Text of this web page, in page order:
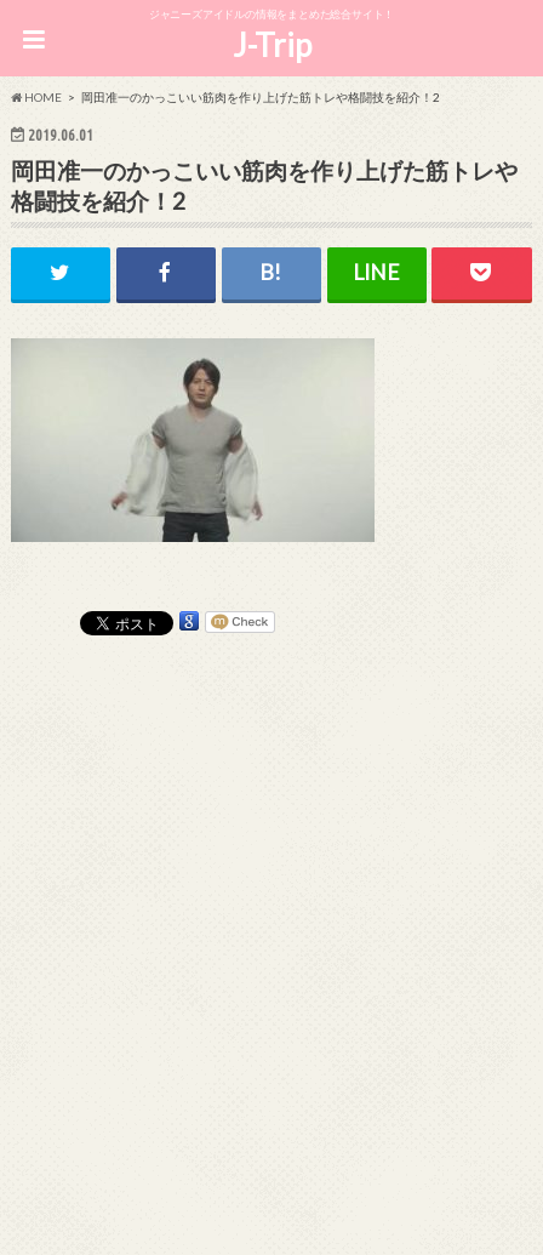
ジャニーズアイドルの情報をまとめた総合サイト！
J-Trip
HOME 岡田准一のかっこいい筋肉を作り上げた筋トレや格闘技を紹介！2
2019.06.01
岡田准一のかっこいい筋肉を作り上げた筋トレや
格闘技を紹介！2